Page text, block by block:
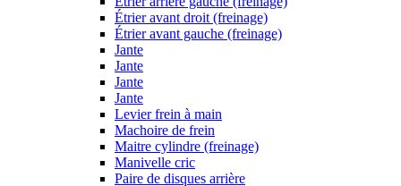
Étrier avant droit (freinage)
Étrier avant gauche (freinage)
Jante
Jante
Jante
Jante
Levier frein à main
Machoire de frein
Maitre cylindre (freinage)
Manivelle cric
Paire de disques arrière